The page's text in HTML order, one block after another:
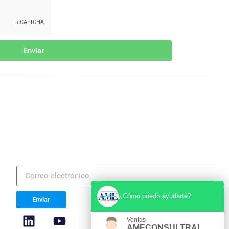
Enviar
Enviar ¿Cómo puedo ayudarte?
Ventas